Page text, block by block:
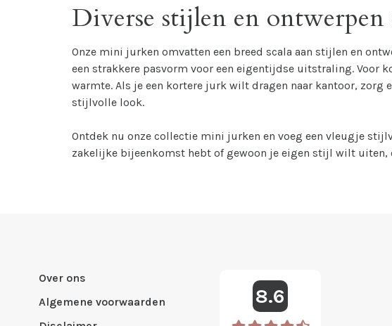
Diverse stijlen en
Onze mini jurken omvatten een breed scala aan stijlen en
een strakkere pasvorm voor een eigentijdse uitstraling. Voor
warmte. Als je een kortere jurk wilt dragen naar kantoor, zorg
stijlvolle look.
Ontdek nu onze collectie mini jurken en voeg een vleugje
zakelijke bijeenkomst hebt of gewoon je eigen stijl wilt uiten,
Over ons
Algemene voorwaarden
8.6